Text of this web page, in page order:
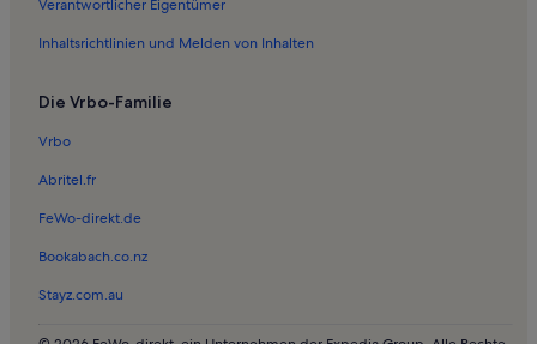
Verantwortlicher Eigentümer
Inhaltsrichtlinien und Melden von Inhalten
Die Vrbo-Familie
Vrbo
Abritel.fr
FeWo-direkt.de
Bookabach.co.nz
Stayz.com.au